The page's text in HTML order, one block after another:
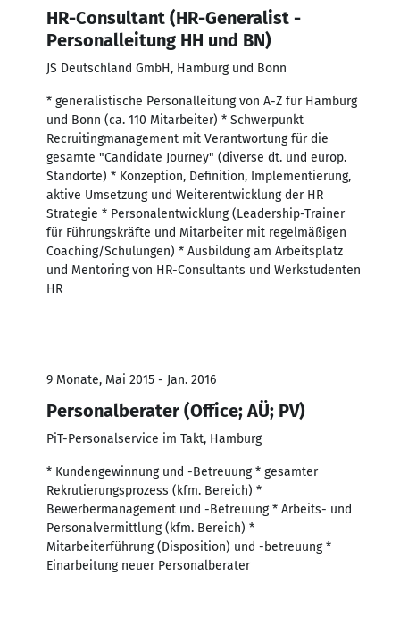
HR-Consultant (HR-Generalist -
Personalleitung HH und BN)
JS Deutschland GmbH, Hamburg und Bonn
* generalistische Personalleitung von A-Z für Hamburg
und Bonn (ca. 110 Mitarbeiter) * Schwerpunkt
Recruitingmanagement mit Verantwortung für die
gesamte "Candidate Journey" (diverse dt. und europ.
Standorte) * Konzeption, Definition, Implementierung,
aktive Umsetzung und Weiterentwicklung der HR
Strategie * Personalentwicklung (Leadership-Trainer
für Führungskräfte und Mitarbeiter mit regelmäßigen
Coaching/Schulungen) * Ausbildung am Arbeitsplatz
und Mentoring von HR-Consultants und Werkstudenten
HR
9 Monate, Mai 2015 - Jan. 2016
Personalberater (Office; AÜ; PV)
PiT-Personalservice im Takt, Hamburg
* Kundengewinnung und -Betreuung * gesamter
Rekrutierungsprozess (kfm. Bereich) *
Bewerbermanagement und -Betreuung * Arbeits- und
Personalvermittlung (kfm. Bereich) *
Mitarbeiterführung (Disposition) und -betreuung *
Einarbeitung neuer Personalberater